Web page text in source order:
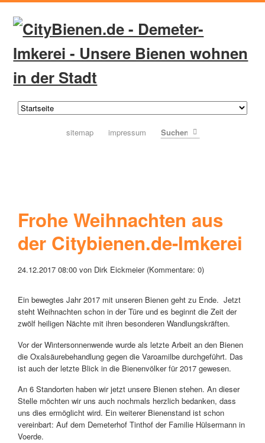
sitemap impressum
Frohe Weihnachten aus
der Citybienen.de-Imkerei
24.12.2017 08:00von Dirk Eickmeier (Kommentare: 0)
Ein bewegtes Jahr 2017 mit unseren Bienen geht zu Ende. Jetzt
steht Weihnachten schon in der Türe und es beginnt die Zeit der
zwölf heiligen Nächte mit ihren besonderen Wandlungskräften.
Vor der Wintersonnenwende wurde als letzte Arbeit an den Bienen
die Oxalsäurebehandlung gegen die Varoamilbe durchgeführt. Das
ist auch der letzte Blick in die Bienenvölker für 2017 gewesen.
An 6 Standorten haben wir jetzt unsere Bienen stehen. An dieser
Stelle möchten wir uns auch nochmals herzlich bedanken, dass
uns dies ermöglicht wird. Ein weiterer Bienenstand ist schon
vereinbart: Auf dem Demeterhof Tinthof der Familie Hülsermann in
Voerde.